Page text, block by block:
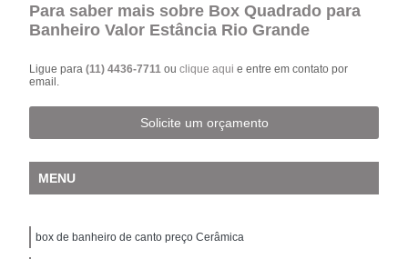
Para saber mais sobre Box Quadrado para
Banheiro Valor Estância Rio Grande
Ligue para(11) 4436-7711ouclique aqui e entre em contato por
email.
Solicite um orçamento
MENU
box de banheiro de canto preço Cerâmica